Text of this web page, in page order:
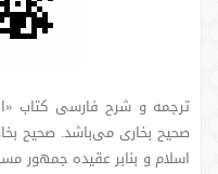
ترجمه و شرح فارسی کتاب
صحیح بخاری می‌باشد. صحیح
اسلام و بنابر عقیده جمهور